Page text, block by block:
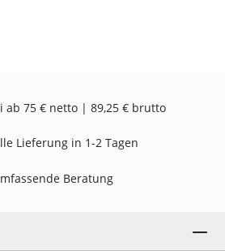
ab 75 € netto | 89,25 € brutto
Lieferung in 1-2 Tagen
Beratung